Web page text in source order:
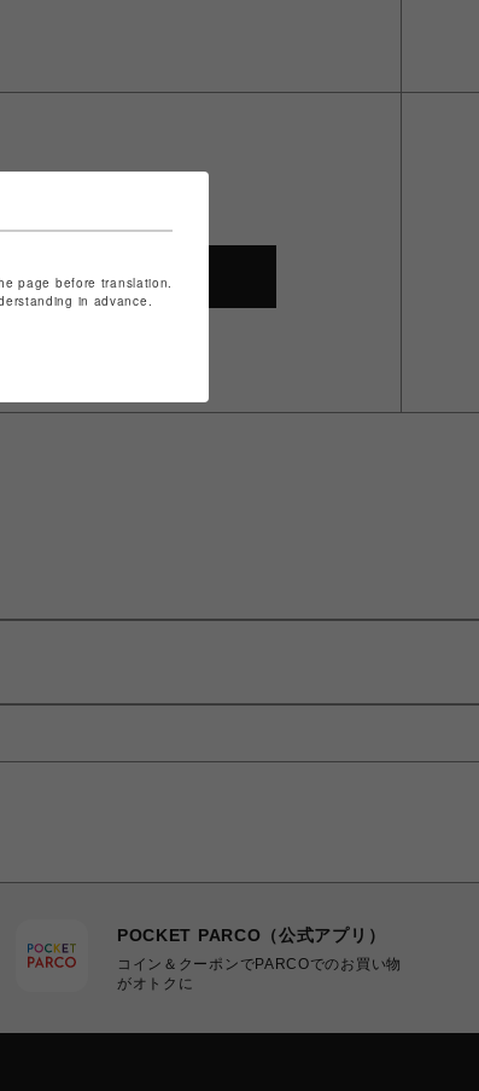
SHOP TOP
POCKET PARCO（公式アプリ）
コイン＆クーポンでPARCOでのお買い物
がオトクに
page before translation.
in advance.